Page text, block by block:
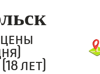
лет)